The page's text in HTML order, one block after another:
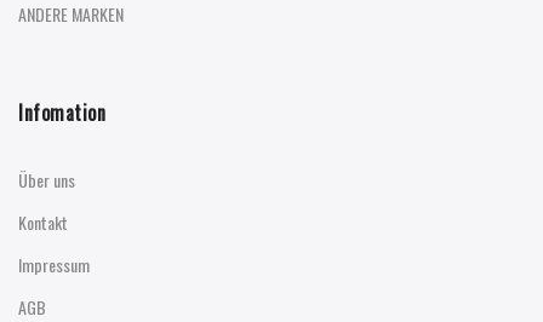
ANDERE MARKEN
Infomation
Über uns
Kontakt
Impressum
AGB